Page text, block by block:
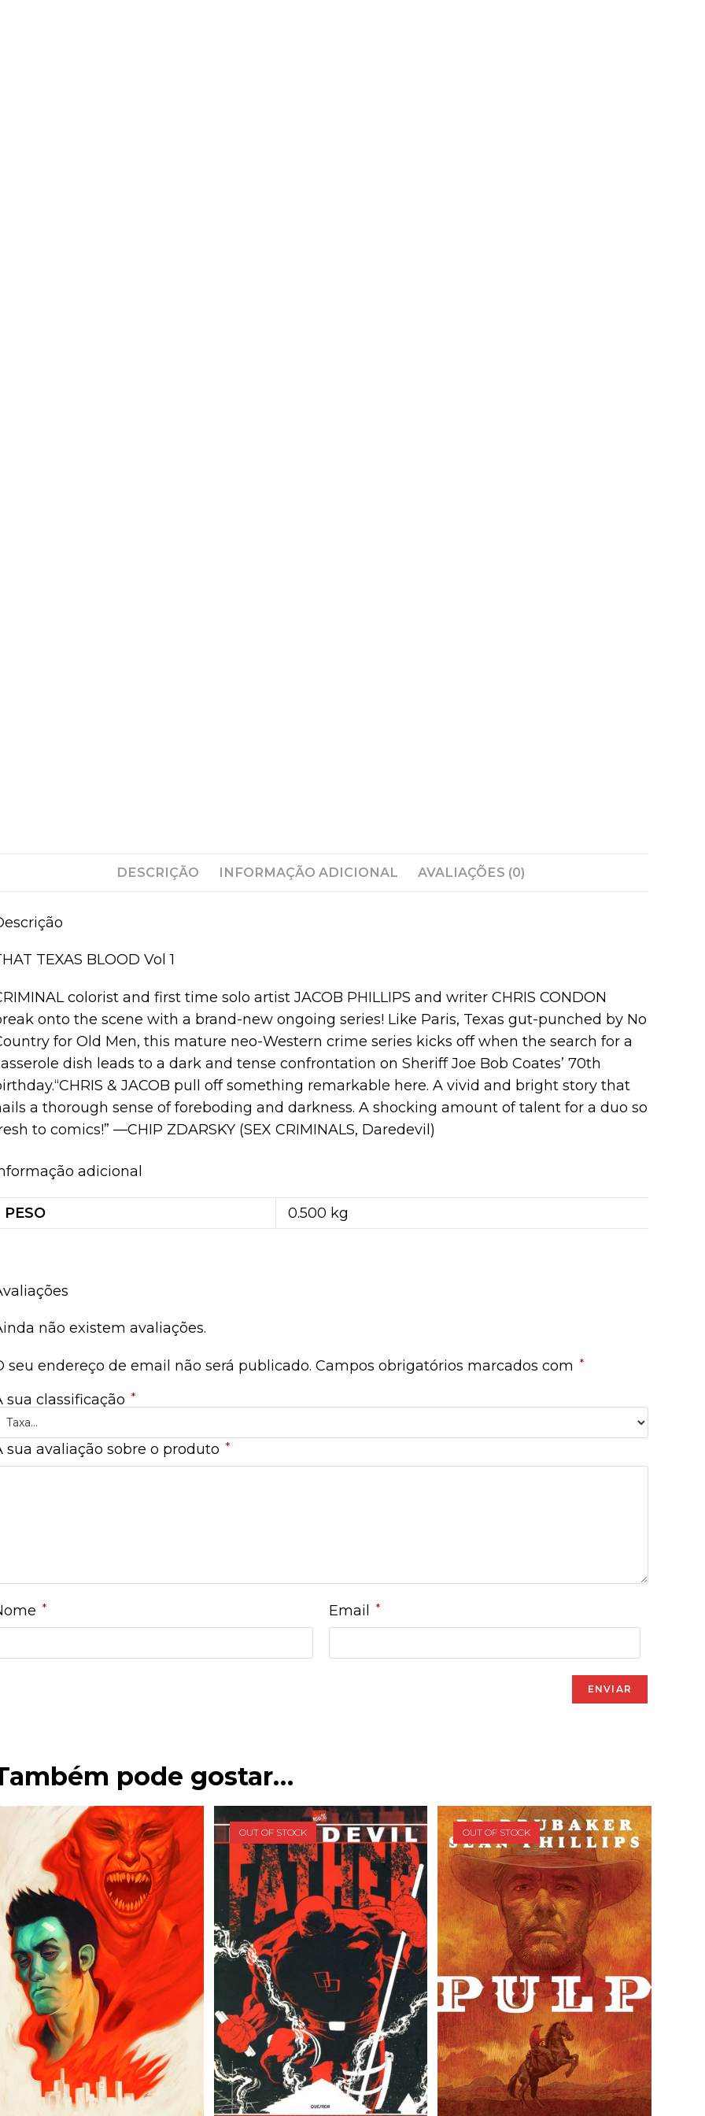
DESCRIÇÃO INFORMAÇÃO ADICIONAL AVALIAÇÕES (0)
TEXAS BLOOD Vol 1
colorist and first time solo artist JACOB PHILLIPS and writer CHRIS CONDON
onto the scene with a brand-new ongoing series! Like Paris, Texas gut-punched by No
for Old Men, this mature neo-Western crime series kicks off when the search for a
dish leads to a dark and tense confrontation on Sheriff Joe Bob Coates’ 70th
& JACOB pull off something remarkable here. A vivid and bright story that
a thorough sense of foreboding and darkness. A shocking amount of talent for a duo so
to comics!” —CHIP ZDARSKY (SEX CRIMINALS, Daredevil)
adicional
PESO 0.500 kg
não existem avaliações.
seu endereço de email não será publicado. Campos obrigatórios marcados com *
sua classificação *
sua avaliação sobre o produto *
* Email *
pode gostar…
OUT OF STOCK OUT OF STOCK